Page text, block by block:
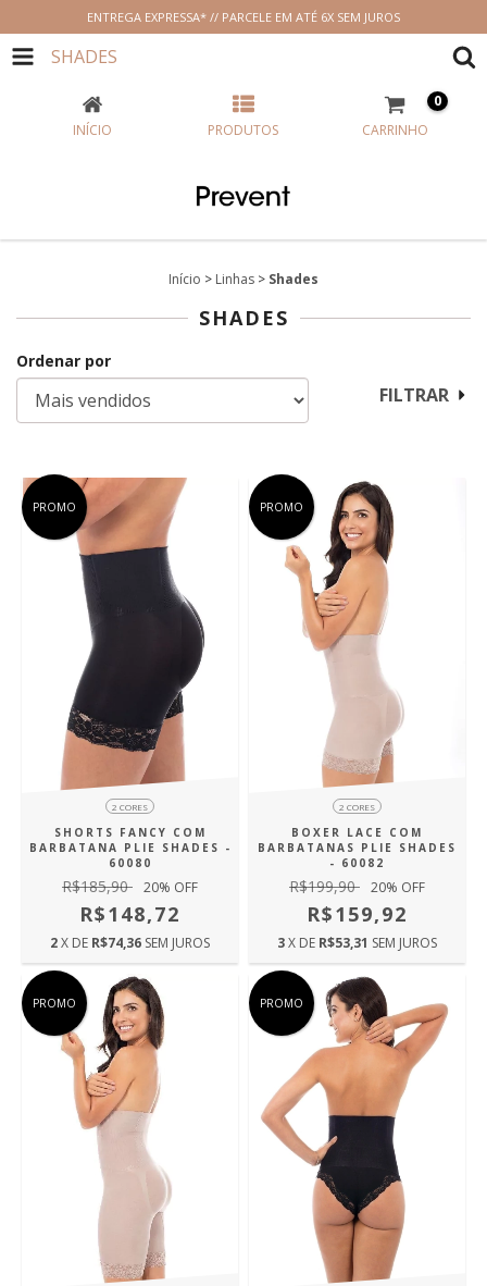
ENTREGA EXPRESSA* // PARCELE EM ATÉ 6X SEM JUROS
SHADES
INÍCIO PRODUTOS CARRINHO
0
Início > Linhas > Shades
SHADES
Ordenar por
FILTRAR
PROMO
2 CORES
SHORTS FANCY COM
BARBATANA PLIE SHADES -
60080
R$185,90 20% OFF
R$148,72
2X DE R$74,36 SEM JUROS
PROMO
2 CORES
BOXER LACE COM
BARBATANAS PLIE SHADES
- 60082
R$199,90 20% OFF
R$159,92
3X DE R$53,31 SEM JUROS
PROMO PROMO